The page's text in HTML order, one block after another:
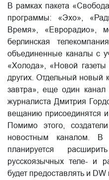
В рамках пакета
программы: «Эхо»,
Время», «Еврорадио»,
берлинская
объединенные каналы с
«Холода», «Новой
других. Отдельный новый
завтра», еще один канал
журналиста Дмитрия
вещанию присоединятся
Помимо этого,
новостным каналом. В
планируется
русскоязычных теле- и
будет предоставлять и DW